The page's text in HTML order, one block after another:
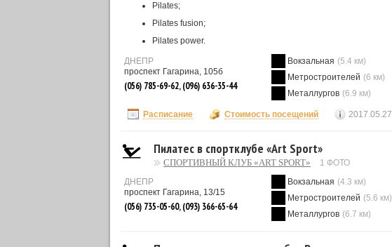
Pilates;
Pilates fusion;
Pilates power.
ДНЕПР
проспект Гагарина, 105б
(056) 785-69-62, (096) 636-35-44
Вокзальная (5.4 км)
Метростроителей (6 км)
Металлургов (6.9 км)
Расписание Стоимость посещений 2017.05.27
Пилатес в спортклубе «Art Sport»
СПОРТИВНЫЙ КЛУБ «ART SPORT»
1 ФОТО
ДНЕПР
проспект Гагарина, 13/15
(056) 735-05-60, (093) 366-65-64
Вокзальная (4.3 км)
Метростроителей (5.6 км)
Металлургов (6.7 км)